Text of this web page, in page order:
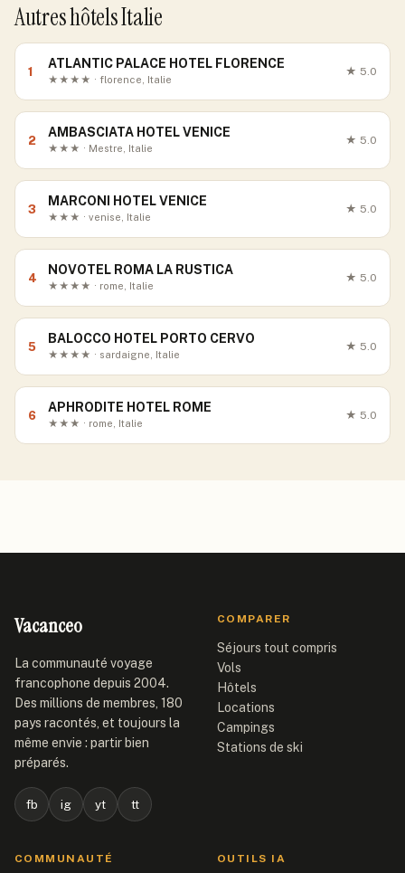
Autres hôtels Italie
1
ATLANTIC PALACE HOTEL FLORENCE
★★★★ · florence, Italie
★ 5.0
2
AMBASCIATA HOTEL VENICE
★★★ · Mestre, Italie
★ 5.0
3
MARCONI HOTEL VENICE
★★★ · venise, Italie
★ 5.0
4
NOVOTEL ROMA LA RUSTICA
★★★★ · rome, Italie
★ 5.0
5
BALOCCO HOTEL PORTO CERVO
★★★★ · sardaigne, Italie
★ 5.0
6
APHRODITE HOTEL ROME
★★★ · rome, Italie
★ 5.0
Vacanceo
La communauté voyage
francophone depuis 2004.
Des millions de membres, 180
pays racontés, et toujours la
même envie : partir bien
préparés.
fb ig yt tt
COMPARER
Séjours tout compris
Vols
Hôtels
Locations
Campings
Stations de ski
COMMUNAUTÉ OUTILS IA